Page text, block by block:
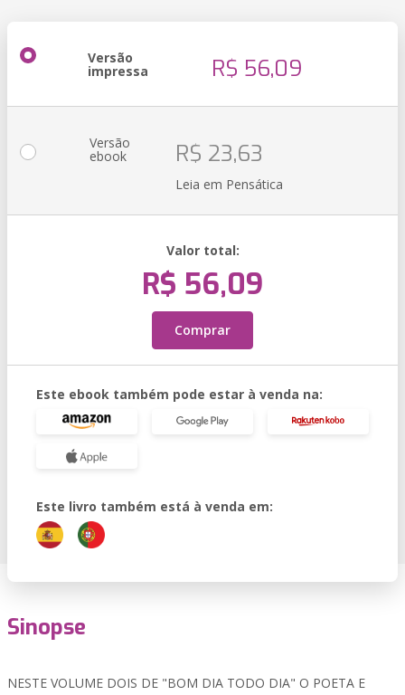
Versão
impressa R$ 56,09
Versão
ebook R$ 23,63
Leia em Pensática
Valor total:
R$ 56,09
Comprar
Este ebook também pode estar à venda na:
Este livro também está à venda em:
Sinopse
NESTE VOLUME DOIS DE "BOM DIA TODO DIA" O POETA E